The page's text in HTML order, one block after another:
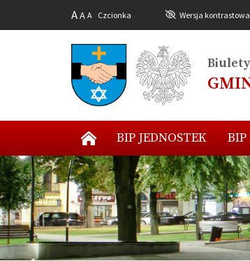
AA A Czcionka Wersja kontrastowa
BIP JEDNOSTEK